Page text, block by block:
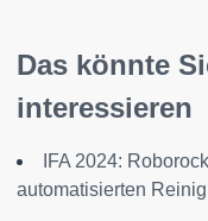
Das könnte
interessieren
IFA 2024:
automatisierten